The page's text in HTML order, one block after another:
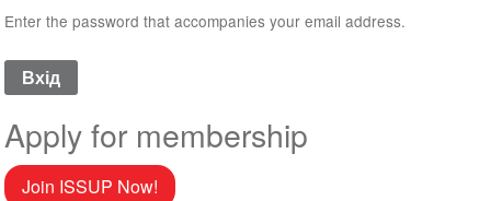
Enter the password that accompanies your email address.
Apply for membership
Join ISSUP Now!